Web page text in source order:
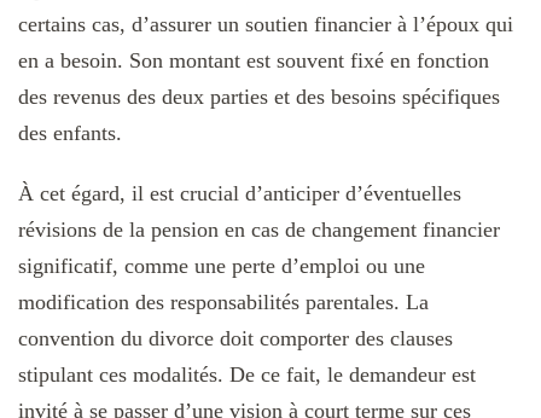
certains cas, d’assurer un soutien financier à l’époux qui
en a besoin. Son montant est souvent fixé en fonction
des revenus des deux parties et des besoins spécifiques
des enfants.
À cet égard, il est crucial d’anticiper d’éventuelles
révisions de la pension en cas de changement financier
significatif, comme une perte d’emploi ou une
modification des responsabilités parentales. La
convention du divorce doit comporter des clauses
stipulant ces modalités. De ce fait, le demandeur est
invité à se passer d’une vision à court terme sur ces